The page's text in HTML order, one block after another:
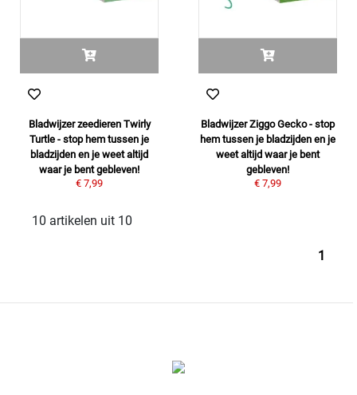
Bladwijzer zeedieren Twirly
Turtle - stop hem tussen je
bladzijden en je weet altijd
waar je bent gebleven!
€ 7,99
Bladwijzer Ziggo Gecko - stop
hem tussen je bladzijden en je
weet altijd waar je bent
gebleven!
€ 7,99
10 artikelen uit 10
1